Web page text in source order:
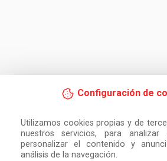
Configuración de
Utilizamos cookies propias y de
nuestros servicios, para
personalizar el contenido y
análisis de la navegación.